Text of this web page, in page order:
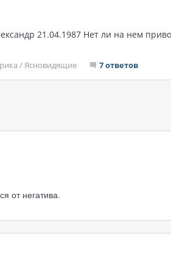
21.04.1987 Нет ли на нем
/Ясновидящие 7 ответов
от негатива.